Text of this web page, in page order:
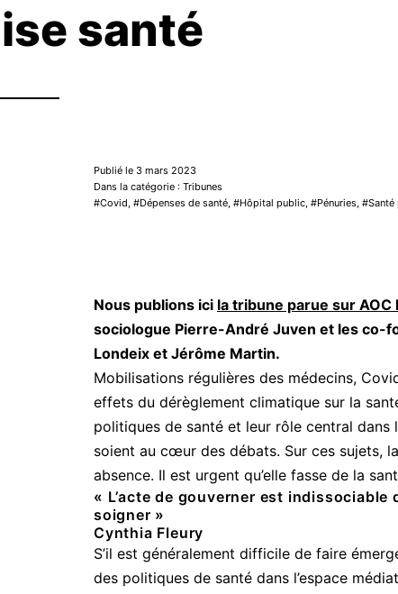
santé
Publié le 3 mars 2023
Dans la catégorie : Tribunes
Covid
Dépenses de santé Hôpital public Pénuries Santé
Nous publions ici la tribune parue sur AOC
sociologue Pierre-André Juven et les co-
Londeix et Jérôme Martin.
Mobilisations régulières des médecins,
effets du dérèglement climatique sur la
politiques de santé et leur rôle central
soient au cœur des débats. Sur ces sujets,
absence. Il est urgent qu’elle fasse de la
« L’acte de gouverner est indissociable
soigner »
Cynthia Fleury
S’il est généralement difficile de faire
des politiques de santé dans l’espace